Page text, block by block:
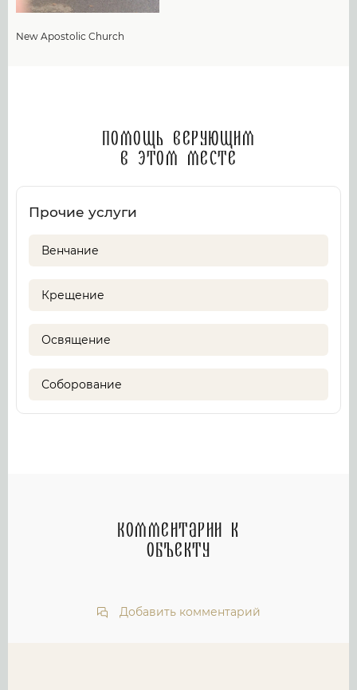
New Apostolic Church
Помощь верующим
в этом месте
Прочие услуги
Венчание
Крещение
Освящение
Соборование
Комментарии к
объекту
Добавить комментарий